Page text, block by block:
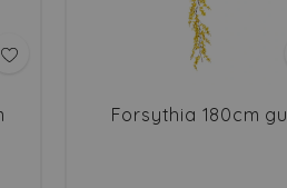
Forsythia 180cm gul